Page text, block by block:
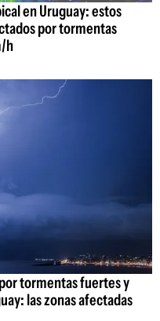
en Uruguay: estos
por tormentas
h
tormentas fuertes y
las zonas afectadas